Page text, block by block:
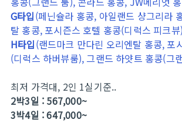
G타입(페닌슐라 홍콩, 아일랜드 샹그리라
탈 홍콩, 포시즌스 호텔 홍콩(디럭스 피크뷰
H타입(랜드마크 만다린 오리엔탈 홍콩, 포
(디럭스 하버뷰룸), 그랜드 하얏트 홍콩(그
최저 가격대, 2인 1실기준..
2박3일 : 567,000~
3박4일 : 647,000~